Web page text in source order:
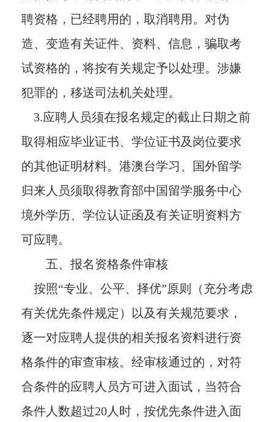
聘资格，已经聘用的，取消聘用。对伪
造、变造有关证件、资料、信息，骗取考
试资格的，将按有关规定予以处理。涉嫌
犯罪的，移送司法机关处理。
3.应聘人员须在报名规定的截止日期之前
取得相应毕业证书、学位证书及岗位要求
的其他证明材料。港澳台学习、国外留学
归来人员须取得教育部中国留学服务中心
境外学历、学位认证函及有关证明资料方
可应聘。
五、报名资格条件审核
按照“专业、公平、择优”原则（充分考虑
有关优先条件规定）以及有关规范要求，
逐一对应聘人提供的相关报名资料进行资
格条件的审查审核。经审核通过的，对符
合条件的应聘人员方可进入面试，当符合
条件人数超过20人时，按优先条件进入面